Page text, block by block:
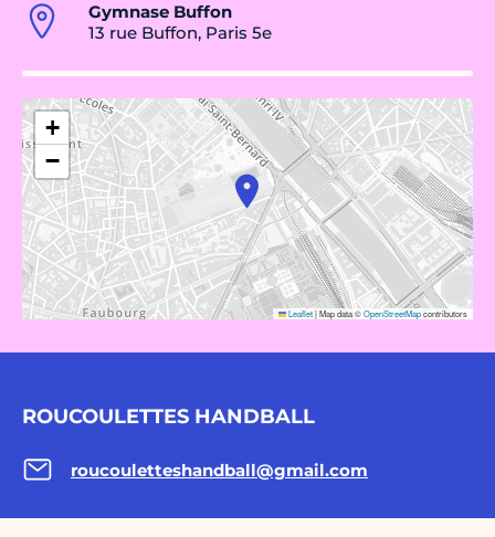
Gymnase Buffon
13 rue Buffon, Paris 5e
+
−
Leaflet|Map data ©OpenStreetMapcontributors
ROUCOULETTES HANDBALL
roucouletteshandball@gmail.com